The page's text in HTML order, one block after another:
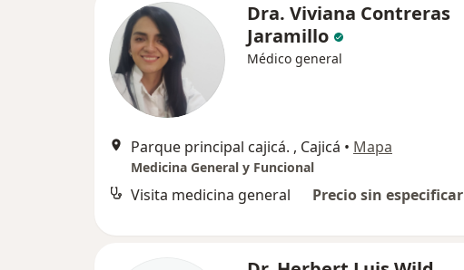
Dra. Viviana Contreras
Jaramillo
Médico general
Parque principal cajicá. , Cajicá • Mapa
Medicina General y Funcional
Visita medicina general Precio sin especificar